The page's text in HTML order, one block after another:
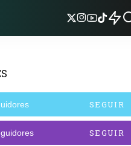
SEGUIR
SEGUIR